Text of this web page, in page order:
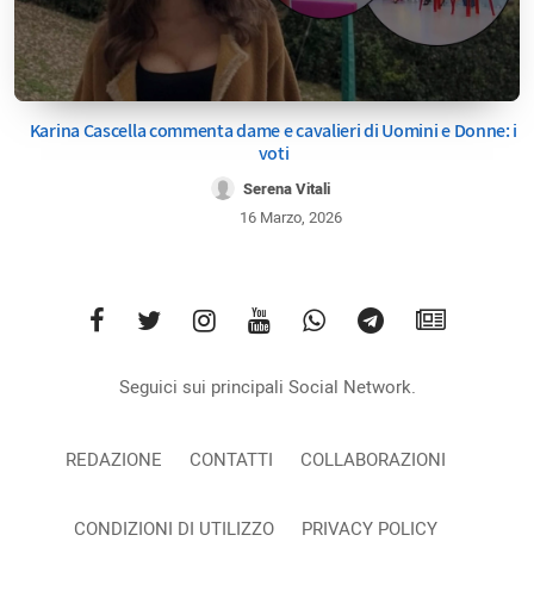
Karina Cascella commenta dame e cavalieri di Uomini e Donne: i
voti
Serena Vitali
16 Marzo, 2026
Seguici sui principali Social Network.
REDAZIONE CONTATTI COLLABORAZIONI
CONDIZIONI DI UTILIZZO PRIVACY POLICY